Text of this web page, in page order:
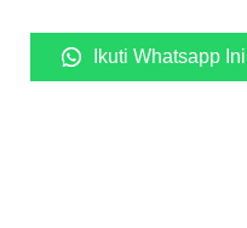
Ikuti Whatsapp